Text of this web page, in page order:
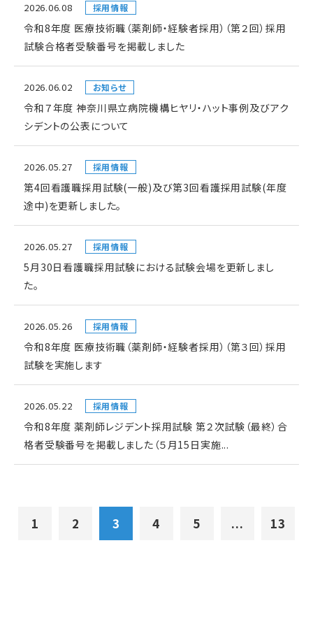
2026.06.08 採用情報
令和8年度 医療技術職（薬剤師・経験者採用）（第２回）採用
試験合格者受験番号を掲載しました
2026.06.02 お知らせ
令和７年度 神奈川県立病院機構ヒヤリ・ハット事例及びアク
シデントの公表について
2026.05.27 採用情報
第4回看護職採用試験(一般)及び第3回看護採用試験(年度
途中)を更新しました。
2026.05.27 採用情報
5月30日看護職採用試験における試験会場を更新しまし
た。
2026.05.26 採用情報
令和8年度 医療技術職（薬剤師・経験者採用）（第３回）採用
試験を実施します
2026.05.22 採用情報
令和8年度 薬剤師レジデント採用試験 第２次試験（最終）合
格者受験番号を掲載しました（５月15日実施...
1 2 3 4 5 ... 13